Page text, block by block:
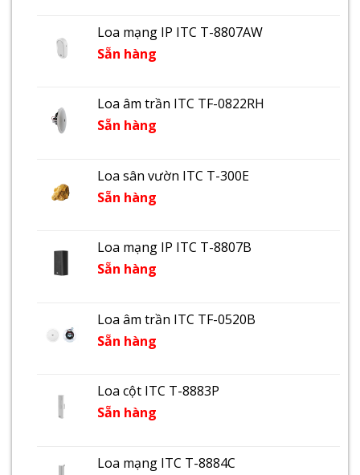
Loa mạng IP ITC T-8807AW
Sẵn hàng
Loa âm trần ITC TF-0822RH
Sẵn hàng
Loa sân vườn ITC T-300E
Sẵn hàng
Loa mạng IP ITC T-8807B
Sẵn hàng
Loa âm trần ITC TF-0520B
Sẵn hàng
Loa cột ITC T-8883P
Sẵn hàng
Loa mạng ITC T-8884C